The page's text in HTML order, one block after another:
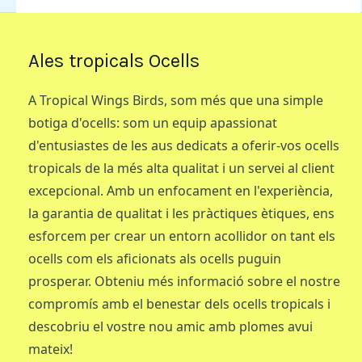
Ales tropicals Ocells
A Tropical Wings Birds, som més que una simple
botiga d'ocells: som un equip apassionat
d'entusiastes de les aus dedicats a oferir-vos ocells
tropicals de la més alta qualitat i un servei al client
excepcional. Amb un enfocament en l'experiència,
la garantia de qualitat i les pràctiques ètiques, ens
esforcem per crear un entorn acollidor on tant els
ocells com els aficionats als ocells puguin
prosperar. Obteniu més informació sobre el nostre
compromís amb el benestar dels ocells tropicals i
descobriu el vostre nou amic amb plomes avui
mateix!